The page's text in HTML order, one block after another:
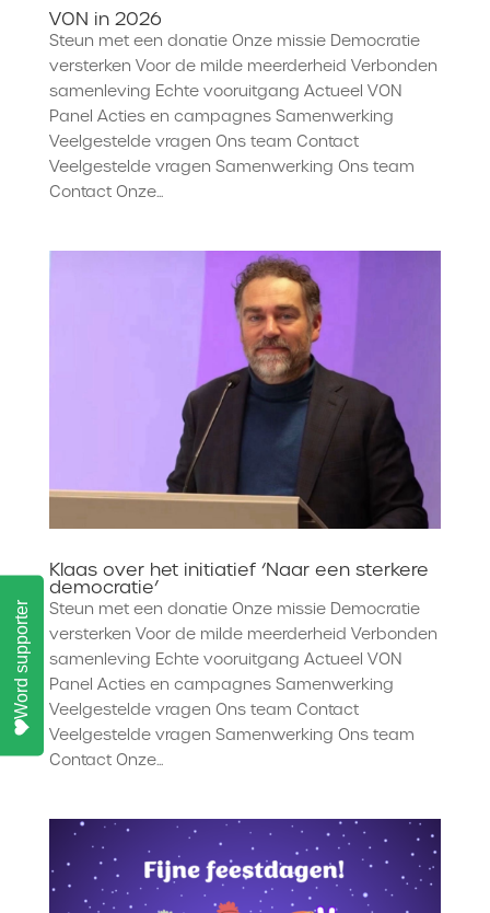
VON in 2026
Steun met een donatie Onze missie Democratie
versterken Voor de milde meerderheid Verbonden
samenleving Echte vooruitgang Actueel VON
Panel Acties en campagnes Samenwerking
Veelgestelde vragen Ons team Contact
Veelgestelde vragen Samenwerking Ons team
Contact Onze...
Klaas over het initiatief ‘Naar een sterkere
democratie’
Steun met een donatie Onze missie Democratie
versterken Voor de milde meerderheid Verbonden
samenleving Echte vooruitgang Actueel VON
Panel Acties en campagnes Samenwerking
Veelgestelde vragen Ons team Contact
Veelgestelde vragen Samenwerking Ons team
Contact Onze...
Word supporter